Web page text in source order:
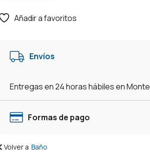
Añadir a favoritos
Envíos
Entregas en 24 horas hábiles en
Formas de pago
Volver a Baño